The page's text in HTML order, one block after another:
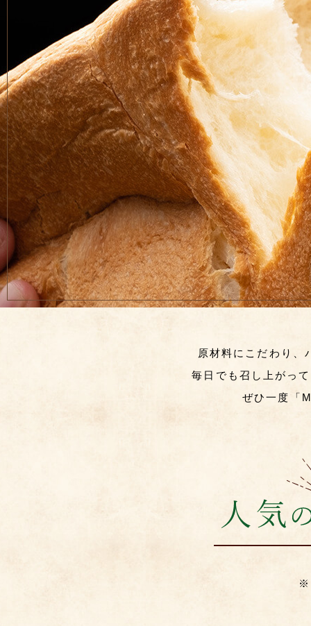
原材料にこだわり、
毎日でも召し上がっ
ぜひ一度「
※